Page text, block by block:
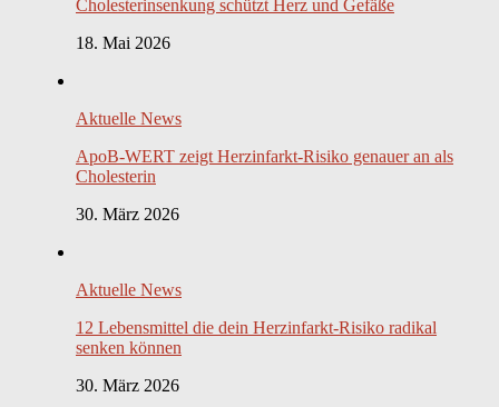
Cholesterinsenkung schützt Herz und Gefäße
18. Mai 2026
Aktuelle News
ApoB-WERT zeigt Herzinfarkt-Risiko genauer an als
Cholesterin
30. März 2026
Aktuelle News
12 Lebensmittel die dein Herzinfarkt-Risiko radikal
senken können
30. März 2026